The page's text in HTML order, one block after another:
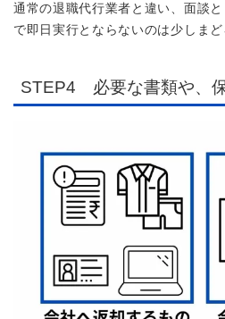
通常の退職代行業者と違い、面談
で即日実行とならないのは少しまど
STEP4 必要な書類や、